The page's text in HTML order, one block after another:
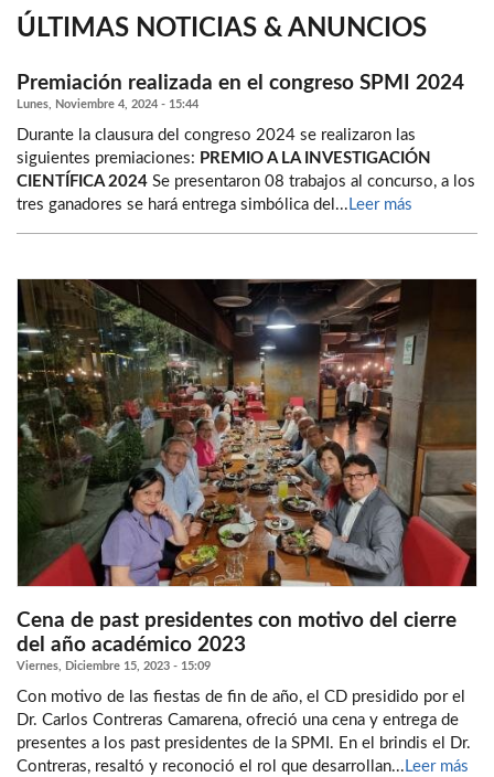
ÚLTIMAS NOTICIAS & ANUNCIOS
Premiación realizada en el congreso SPMI 2024
Lunes, Noviembre 4, 2024 - 15:44
Durante la clausura del congreso 2024 se realizaron las
siguientes premiaciones: PREMIO A LA INVESTIGACIÓN
CIENTÍFICA 2024 Se presentaron 08 trabajos al concurso, a los
tres ganadores se hará entrega simbólica del... Leer más
Cena de past presidentes con motivo del cierre
del año académico 2023
Viernes, Diciembre 15, 2023 - 15:09
Con motivo de las fiestas de fin de año, el CD presidido por el
Dr. Carlos Contreras Camarena, ofreció una cena y entrega de
presentes a los past presidentes de la SPMI. En el brindis el Dr.
Contreras, resaltó y reconoció el rol que desarrollan... Leer más